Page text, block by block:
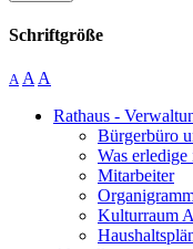
Schriftgröße
A A A
Rathaus -
Bürgerbüro
Was
Mitarbeiter
Kulturraum